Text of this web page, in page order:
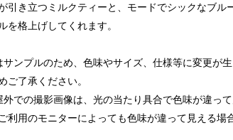
引き立つミルクティーと、モードでシックなブル
を格上げしてくれます。
サンプルのため、色味やサイズ、仕様等に変更が
ご了承ください。
外での撮影画像は、光の当たり具合で色味が違っ
利用のモニターによっても色味が違って見える場